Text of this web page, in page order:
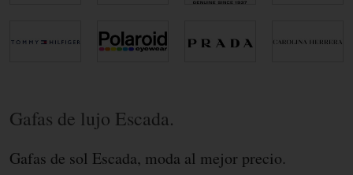
Gafas de lujo Escada.
Gafas de sol Escada, moda al mejor precio.